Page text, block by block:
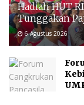
Hadiah HUT
Tunggakan
6 Agustus 2026